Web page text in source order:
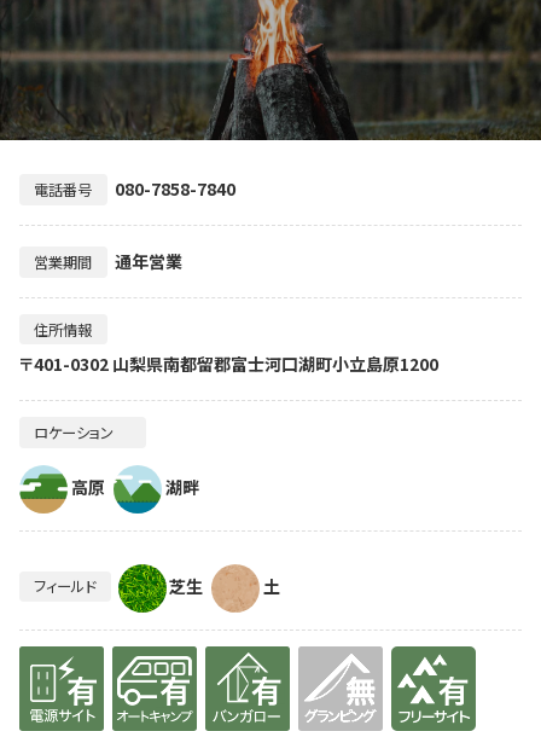
電話番号 080-7858-7840
営業期間 通年営業
住所情報
〒401-0302 山梨県南都留郡富士河口湖町小立島原1200
ロケーション
高原 湖畔
フィールド 芝生 土
有り 有り 有り 有り